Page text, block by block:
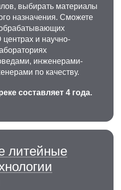
выбирать материалы
назначения. Сможете
центрах и научно-
инженерами-
по качеству.
составляет 4 года.
литейные